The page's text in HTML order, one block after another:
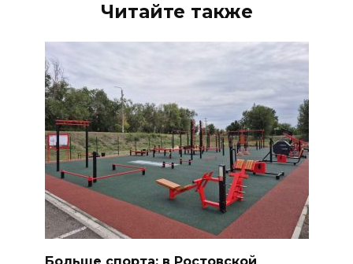
Читайте также
Больше спорта: в Ростовской